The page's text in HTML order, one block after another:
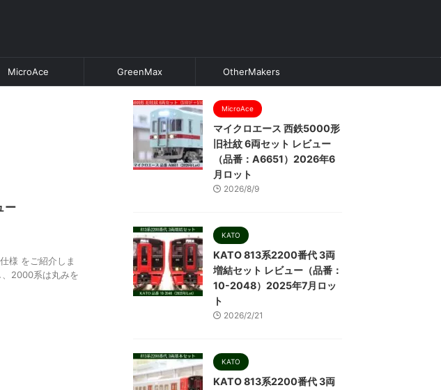
MicroAce GreenMax OtherMakers
ー
様 をご紹介しま
2000系は丸みを
MicroAce
マイクロエース 西鉄5000形
旧社紋 6両セット レビュー
（品番：A6651）2026年6
月ロット
2026/8/9
KATO
KATO 813系2200番代 3両
増結セット レビュー（品番：
10-2048）2025年7月ロッ
ト
2026/2/21
KATO
KATO 813系2200番代 3両